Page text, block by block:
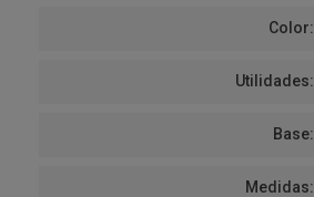
Color:
Utilidades:
Base:
Medidas: